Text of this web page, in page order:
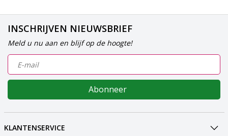
INSCHRIJVEN NIEUWSBRIEF
Meld u nu aan en blijf op de hoogte!
Abonneer
KLANTENSERVICE